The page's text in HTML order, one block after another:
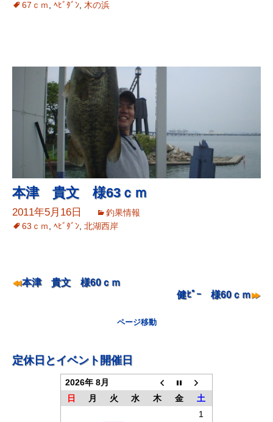
67ｃｍ, ﾍﾋﾞﾀﾞﾝ, 木の浜
本津 貴文 様63ｃｍ
2011年5月16日
釣果情報
63ｃｍ
ﾍﾋﾞﾀﾞﾝ 北湖西岸
ナ
シ
健ﾋﾟｰ 様60ｃｍ
本津 貴文 様60ｃｍ
ページ移動
定休日とイベント開催日
2026年 8月
日
月 火 水 木 金
土
1